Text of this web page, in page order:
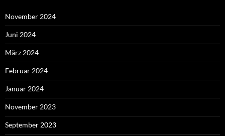
November 2024
Juni 2024
März 2024
Februar 2024
Januar 2024
November 2023
September 2023